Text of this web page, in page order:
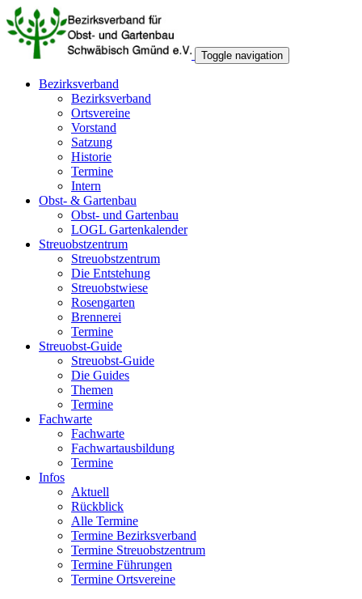
Toggle navigation
Bezirksverband
Bezirksverband
Ortsvereine
Vorstand
Satzung
Historie
Termine
Intern
Obst- & Gartenbau
Obst- und Gartenbau
LOGL Gartenkalender
Streuobstzentrum
Streuobstzentrum
Die Entstehung
Streuobstwiese
Rosengarten
Brennerei
Termine
Streuobst-Guide
Streuobst-Guide
Die Guides
Themen
Termine
Fachwarte
Fachwarte
Fachwartausbildung
Termine
Infos
Aktuell
Rückblick
Alle Termine
Termine Bezirksverband
Termine Streuobstzentrum
Termine Führungen
Termine Ortsvereine